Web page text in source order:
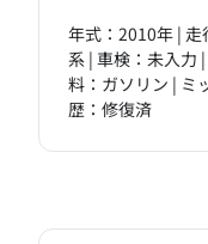
年式：2010年 |
系 | 車検：未入力
料：ガソリン | ミ
歴：修復済